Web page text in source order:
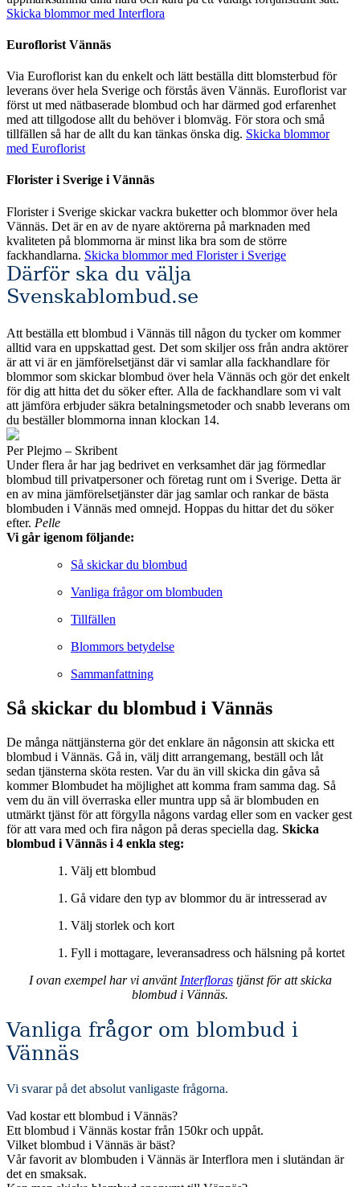
Skicka blommor med Interflora
Euroflorist Vännäs
Via Euroflorist kan du enkelt och lätt beställa ditt blomsterbud för
leverans över hela Sverige och förstås även Vännäs. Euroflorist var
först ut med nätbaserade blombud och har därmed god erfarenhet
med att tillgodose allt du behöver i blomväg. För stora och små
tillfällen så har de allt du kan tänkas önska dig. Skicka blommor
med Euroflorist
Florister i Sverige i Vännäs
Florister i Sverige skickar vackra buketter och blommor över hela
Vännäs. Det är en av de nyare aktörerna på marknaden med
kvaliteten på blommorna är minst lika bra som de större
fackhandlarna. Skicka blommor med Florister i Sverige
Därför ska du välja
Svenskablombud.se
Att beställa ett blombud i Vännäs till någon du tycker om kommer
alltid vara en uppskattad gest. Det som skiljer oss från andra aktörer
är att vi är en jämförelsetjänst där vi samlar alla fackhandlare för
blommor som skickar blombud över hela Vännäs och gör det enkelt
för dig att hitta det du söker efter. Alla de fackhandlare som vi valt
att jämföra erbjuder säkra betalningsmetoder och snabb leverans om
du beställer blommorna innan klockan 14.
Per Plejmo – Skribent
Under flera år har jag bedrivet en verksamhet där jag förmedlar
blombud till privatpersoner och företag runt om i Sverige. Detta är
en av mina jämförelsetjänster där jag samlar och rankar de bästa
blombuden i Vännäs med omnejd. Hoppas du hittar det du söker
efter. Pelle
Vi går igenom följande:
Så skickar du blombud
Vanliga frågor om blombuden
Tillfällen
Blommors betydelse
Sammanfattning
Så skickar du blombud i Vännäs
De många nättjänsterna gör det enklare än någonsin att skicka ett
blombud i Vännäs. Gå in, välj ditt arrangemang, beställ och låt
sedan tjänsterna sköta resten. Var du än vill skicka din gåva så
kommer Blombudet ha möjlighet att komma fram samma dag. Så
vem du än vill överraska eller muntra upp så är blombuden en
utmärkt tjänst för att förgylla någons vardag eller som en vacker gest
för att vara med och fira någon på deras speciella dag. Skicka
blombud i Vännäs i 4 enkla steg:
Välj ett blombud
Gå vidare den typ av blommor du är intresserad av
Välj storlek och kort
Fyll i mottagare, leveransadress och hälsning på kortet
I ovan exempel har vi använt Interflorastjänst för att skicka
blombud i Vännäs.
Vanliga frågor om blombud i
Vännäs
Vi svarar på det absolut vanligaste frågorna.
Vad kostar ett blombud i Vännäs?
Ett blombud i Vännäs kostar från 150kr och uppåt.
Vilket blombud i Vännäs är bäst?
Vår favorit av blombuden i Vännäs är Interflora men i slutändan är
det en smaksak.